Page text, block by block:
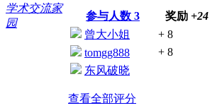
参与人数 3 奖励 +24
曾大小姐
+ 8
tomgg888
+ 8
东风破晓
查看全部评分